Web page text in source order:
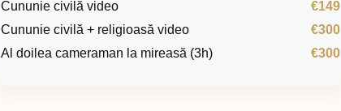
Cununie civilă video
€149
Cununie civilă + religioasă video
€300
Al doilea cameraman la mireasă (3h)
€300